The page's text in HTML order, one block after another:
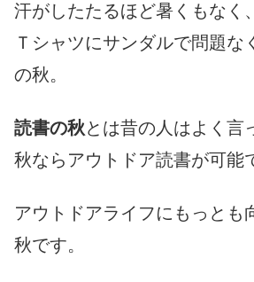
汗がしたたるほど暑くもなく
Ｔシャツにサンダルで問題な
の秋。
読書の秋とは昔の人はよく言
秋ならアウトドア読書が可能
アウトドアライフにもっとも
秋です。